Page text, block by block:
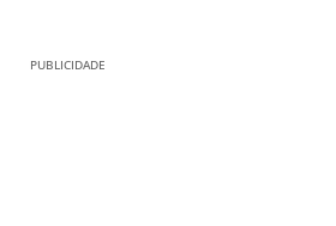
PUBLICIDADE